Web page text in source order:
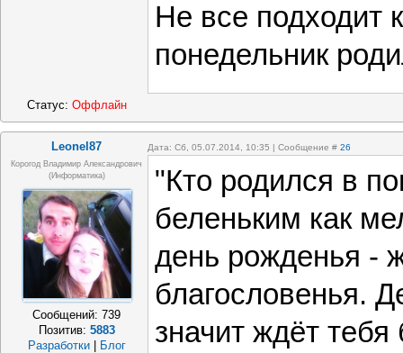
В
становятся
стремятся к
устраивает
опекающего
половину.
Не все подходит
понедельник
Статус: Оффлайн
Leonel87 Дата: Сб, 05.07.2014, 10:35 | Сообщение # 26
Корогод Владимир Александрович
(Информатика)
Сообщений:739
Позитив: 5883
Разработки
Блог
"Кто родился в
беленьким как
день рожденья -
благословенья.
значит ждёт тебя